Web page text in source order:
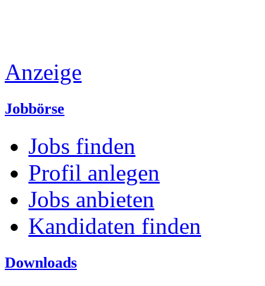
Anzeige
Jobbörse
Jobs finden
Profil anlegen
Jobs anbieten
Kandidaten finden
Downloads